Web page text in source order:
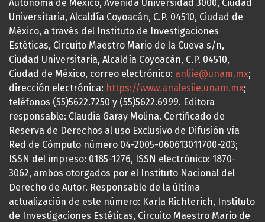
Autónoma de México, Avenida Universidad 3000, Ciudad
Universitaria, Alcaldía Coyoacán, C.P. 04510, Ciudad de
México, a través del Instituto de Investigaciones
Estéticas, Circuito Maestro Mario de la Cueva s/n,
Ciudad Universitaria, Alcaldía Coyoacán, C.P. 04510,
Ciudad de México, correo electrónico: anliie@unam.mx;
dirección electrónica: https://www.analesiie.unam.mx;
teléfonos (55)5622.7250 y (55)5622.6999. Editora
responsable: Claudia Garay Molina. Certificado de
Reserva de Derechos al uso Exclusivo de Difusión vía
Red de Cómputo número 04-2005-060613011700-203;
ISSN del impreso: 0185-1276, ISSN electrónico: 1870-
3062, ambos otorgados por el Instituto Nacional del
Derecho de Autor. Responsable de la última
actualización de este número: Karla Richterich, Instituto
de Investigaciones Estéticas, Circuito Maestro Mario de